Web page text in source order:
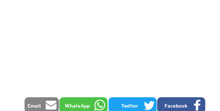
Facebook
Twitter
WhatsApp
Email